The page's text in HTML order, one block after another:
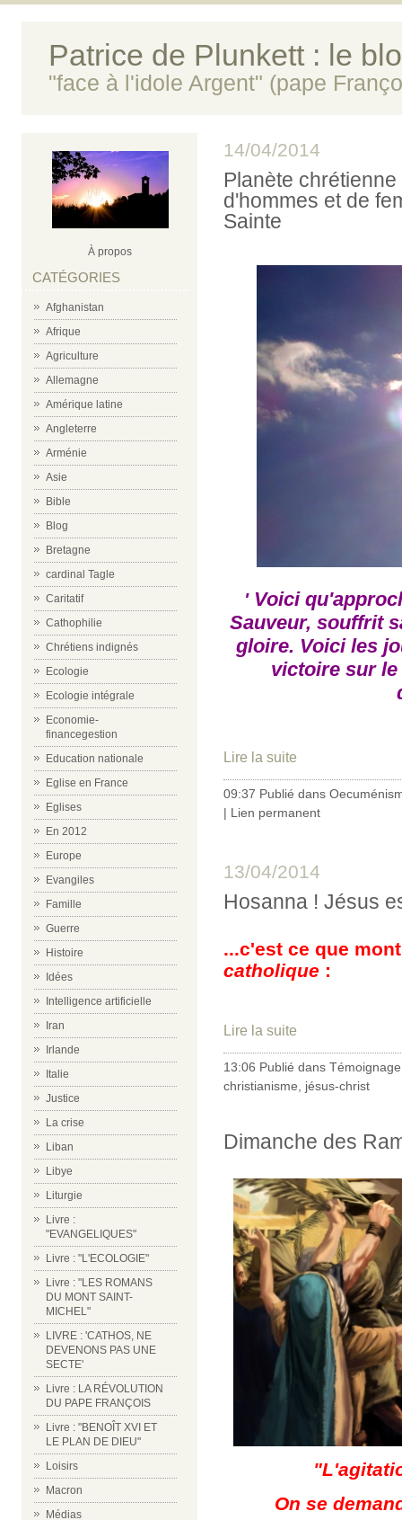
Patrice de Plunkett : le
"face à l'idole Argent" (pape
À propos
CATÉGORIES
Afghanistan
Afrique
Agriculture
Allemagne
Amérique latine
Angleterre
Arménie
Asie
Bible
Blog
Bretagne
cardinal Tagle
Caritatif
Cathophilie
Chrétiens indignés
Ecologie
Ecologie intégrale
Economie-
financegestion
Education nationale
Eglise en France
Eglises
En 2012
Europe
Evangiles
Famille
Guerre
Histoire
Idées
Intelligence artificielle
Iran
Irlande
Italie
Justice
La crise
Liban
Libye
Liturgie
Livre :
"EVANGELIQUES"
Livre : "L'ECOLOGIE"
Livre : "LES ROMANS
DU MONT SAINT-
MICHEL"
LIVRE : 'CATHOS, NE
DEVENONS PAS UNE
SECTE'
Livre : LA RÉVOLUTION
DU PAPE FRANÇOIS
Livre : "BENOÎT XVI ET
LE PLAN DE DIEU"
Loisirs
Macron
Médias
14/04/2014
Planète
d'hommes et de
Sainte
'Voici
Sauveur, souffrit
gloire. Voici les
victoire sur
Lire la suite
09:37 Publié dans
| Lien permanent
13/04/2014
Hosanna ! Jésus
...c'est ce que
catholique :
Lire la suite
13:06 Publié dans
christianisme
jésus-christ
Dimanche des
On se